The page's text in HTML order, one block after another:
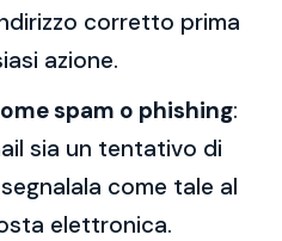
corretto prima
azione.
spam o phishing:
sia un tentativo di
come tale al
elettronica.